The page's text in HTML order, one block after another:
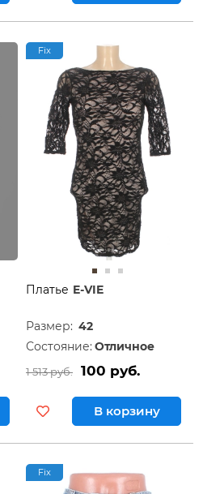
Fix
Платье E-VIE
Размер: 42
Состояние: Отличное
1 513 руб. 100 руб.
В корзину
Fix